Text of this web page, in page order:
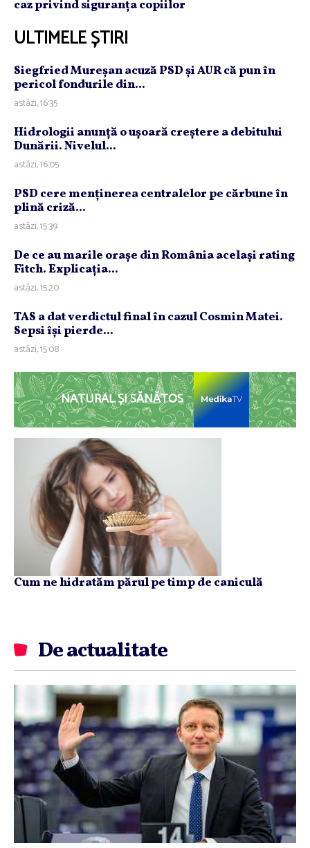
caz privind siguranța copiilor
ULTIMELE ȘTIRI
Siegfried Mureşan acuză PSD şi AUR că pun în
pericol fondurile din...
astăzi, 16:35
Hidrologii anunţă o uşoară creştere a debitului
Dunării. Nivelul...
astăzi, 16:05
PSD cere menţinerea centralelor pe cărbune în
plină criză...
astăzi, 15:39
De ce au marile oraşe din România acelaşi rating
Fitch. Explicaţia...
astăzi, 15:20
TAS a dat verdictul final în cazul Cosmin Matei.
Sepsi îşi pierde...
astăzi, 15:08
NATURAL ȘI SĂNĂTOS
Cum ne hidratăm părul pe timp de caniculă
De actualitate